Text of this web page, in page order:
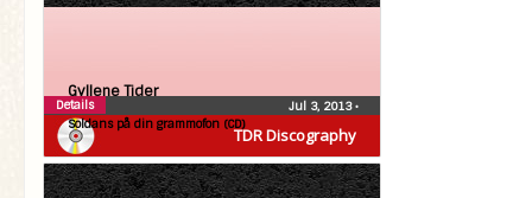
TDR Discography
Gyllene Tider
Soldans på din grammofon (CD)
Jul 3, 2013•
Details